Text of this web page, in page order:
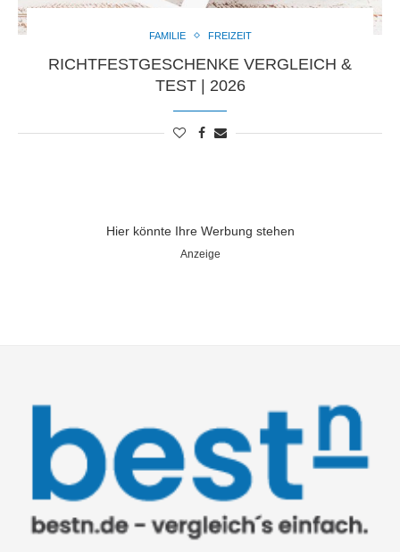
FAMILIE FREIZEIT
RICHTFESTGESCHENKE VERGLEICH &
TEST | 2026
Hier könnte Ihre Werbung stehen
Anzeige